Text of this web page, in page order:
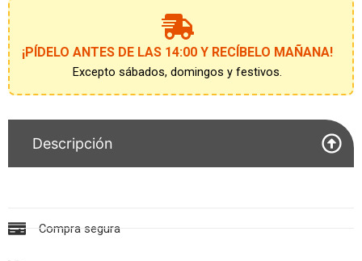
cantidad
¡PÍDELO ANTES DE LAS 14:00 Y RECÍBELO MAÑANA!
Excepto sábados, domingos y festivos.
Descripción
Compra segura